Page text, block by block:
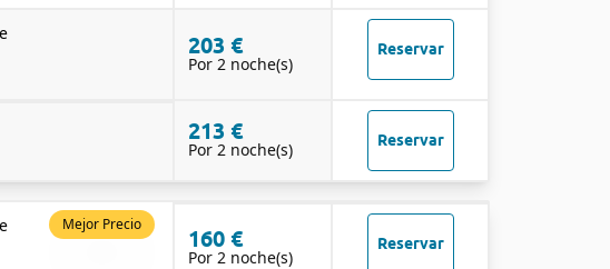
203 €
Por 2 noche(s)
Reservar
213 €
Por 2 noche(s) Reservar
Mejor Precio
160 €
Por 2 noche(s)
Reservar